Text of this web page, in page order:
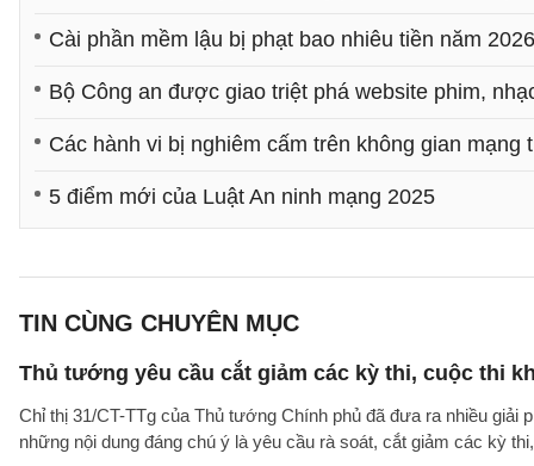
Cài phần mềm lậu bị phạt bao nhiêu tiền năm
Bộ Công an được giao triệt phá website phim,
Các hành vi bị nghiêm cấm trên không gian mạng
5 điểm mới của Luật An ninh mạng 2025
TIN CÙNG CHUYÊN MỤC
Thủ tướng yêu cầu cắt giảm các kỳ thi, cuộc thi
Chỉ thị 31/CT-TTg của Thủ tướng Chính phủ đã đưa ra nhiều giải
những nội dung đáng chú ý là yêu cầu rà soát, cắt giảm các kỳ